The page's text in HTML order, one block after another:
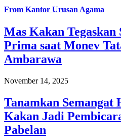
From Kantor Urusan Agama
Mas Kakan
Prima saat Monev
Ambarawa
November 14, 2025
Tanamkan
Kakan Jadi
Pabelan